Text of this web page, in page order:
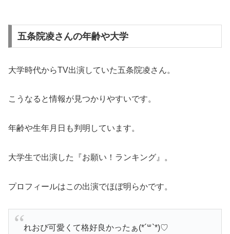
五条院凌さんの年齢や大学
大学時代からTV出演していた五条院凌さん。
こうなると情報が見つかりやすいです。
年齢や生年月日も判明しています。
大学生で出演した『お願い！ランキング』。
プロフィールはこの出演でほぼ明らかです。
れおぴ可愛くて格好良かったぁ(*´꒳`*)♡